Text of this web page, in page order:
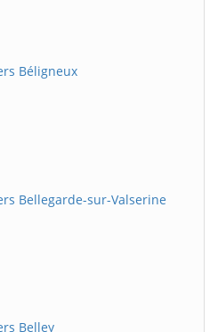
Béligneux
Bellegarde-sur-Valserine
Belley